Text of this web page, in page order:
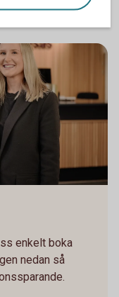
enkelt boka
nedan så